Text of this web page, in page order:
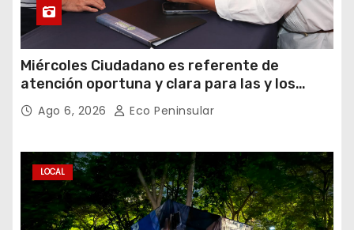
Miércoles Ciudadano es referente de
atención oportuna y clara para las y los
meridanos; Cecilia Patrón
Ago 6, 2026 Eco Peninsular
LOCAL